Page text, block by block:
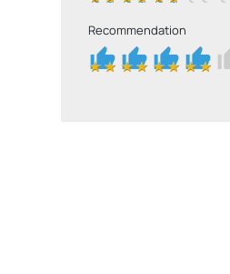
Recommendation